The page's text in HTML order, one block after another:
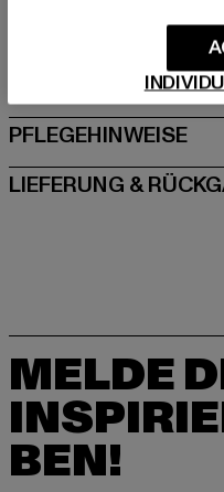
GRÖSSE &
PFLEGEHINWEISE
LIEFERUNG &
MELDE
BEN!